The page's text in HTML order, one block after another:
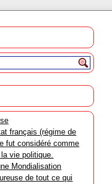
français (régime de
fut considéré comme
vie politique.
Mondialisation
de tout ce qui